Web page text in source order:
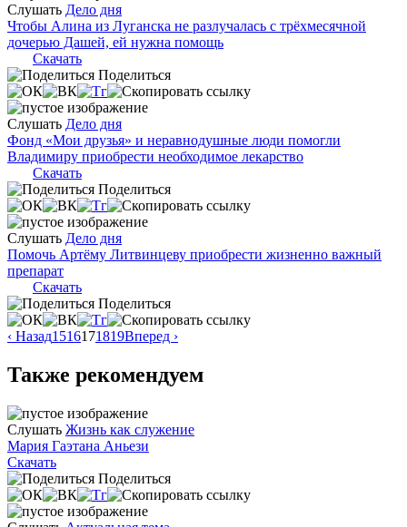
Слушать Дело дня
Чтобы Алина из Луганска не разлучалась с трёхмесячной
дочерью Дашей, ей нужна помощь
Скачать
Поделиться
Слушать Дело дня
Фонд «Мои друзья» и неравнодушные люди помогли
Владимиру приобрести необходимое лекарство
Скачать
Поделиться
Слушать Дело дня
Помочь Артёму Литвинцеву приобрести жизненно важный
препарат
Скачать
Поделиться
‹ Назад1516171819Вперед ›
Также рекомендуем
Слушать Жизнь как служение
Мария Гаэтана Аньези
Скачать
Поделиться